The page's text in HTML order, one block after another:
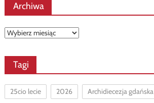
Archiwa
Archiwa
Tagi
25cio lecie 2026 Archidiecezja gdańska